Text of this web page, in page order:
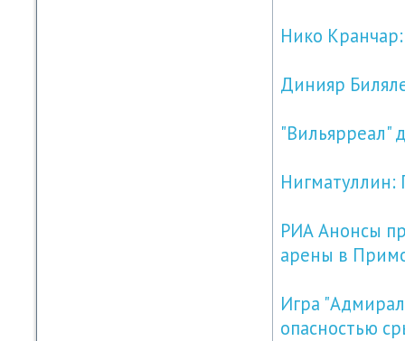
Нико
Динияр
"Вильярреал"
РИА Анонсы
арены в
Игра
опасностью